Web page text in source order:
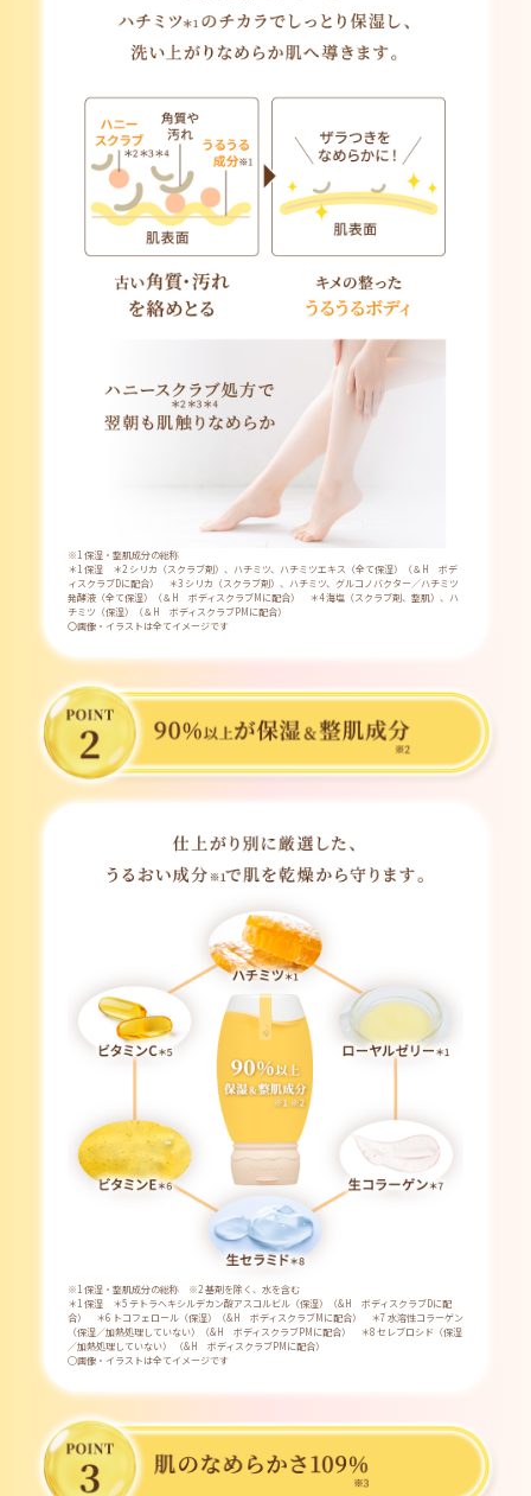
※1 保湿・整肌成分の総称
＊1 保湿 ＊2 シリカ（スクラブ剤）、ハチミツ、ハチミツエキス（全て保湿）（＆H ボデ
ィスクラブDに配合） ＊3 シリカ（スクラブ剤）、ハチミツ、グルコノバクター／ハチミツ
発酵液（全て保湿）（＆H ボディスクラブMに配合） ＊4 海塩（スクラブ剤、整肌）、ハ
チミツ（保湿）（＆H ボディスクラブPMに配合）
〇画像・イラストは全てイメージです
※1 保湿・整肌成分の総称 ※2 基剤を除く、水を含む
＊1 保湿 ＊5 テトラへキシルデカン酸アスコルビル（保湿）（&H ボディスクラブDに配
合） ＊6 トコフェロール（保湿）（&H ボディスクラブMに配合） ＊7 水溶性コラーゲン
（保湿／加熱処理していない）（&H ボディスクラブPMに配合） ＊8 セレブロシド（保湿
／加熱処理していない） （&H ボディスクラブPMに配合）
◯画像・イラストは全てイメージです